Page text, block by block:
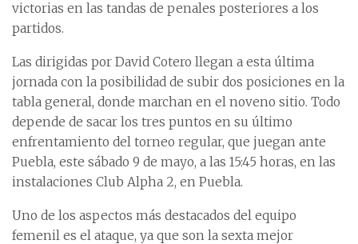
victorias en las tandas de penales posteriores a los
partidos.
Las dirigidas por David Cotero llegan a esta última
jornada con la posibilidad de subir dos posiciones en la
tabla general, donde marchan en el noveno sitio. Todo
depende de sacar los tres puntos en su último
enfrentamiento del torneo regular, que juegan ante
Puebla, este sábado 9 de mayo, a las 15:45 horas, en las
instalaciones Club Alpha 2, en Puebla.
Uno de los aspectos más destacados del equipo
femenil es el ataque, ya que son la sexta mejor